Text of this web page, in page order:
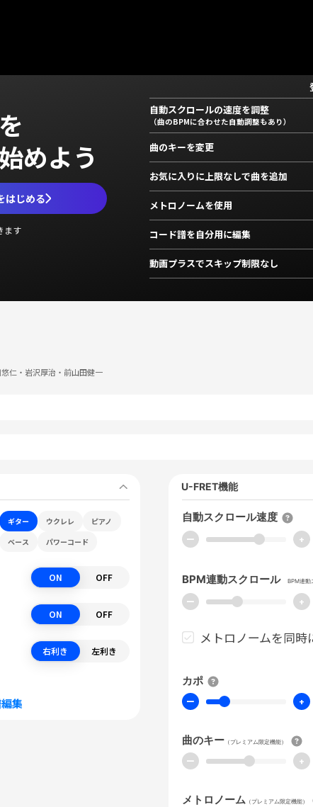
めよう
はじめる
ます
自動スクロールの速度を調整
（曲のBPMに合わせた自動調整もあり）
曲のキーを変更
お気に入りに上限なしで曲を追加
メトロノームを使用
コード譜を自分用に編集
動画プラスでスキップ制限なし
仁・岩沢厚治・前山田健一
ギター ウクレレ
ピアノ
ベース
パワーコード
ON OFF
ON OFF
右利き 左利き
集
U-FRET機能
自動スクロール速度
ー +
BPM連動スクロール BPM連動
ー +
メトロノームを同時
カポ
ー +
曲のキー （プレミアム限定機能）
ー +
メトロノーム （プレミアム限定機能）